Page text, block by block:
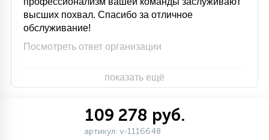
высших похвал. Спасибо за отличное
обслуживание!
Посмотреть ответ организации
показать ещё
109 278 руб.
артикул: v-1116648